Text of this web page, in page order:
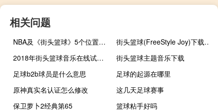
相关问题
NBA及《街头篮球》5个位置的详细介绍
街头篮球(FreeStyle Joy)下载(电脑、安卓和IOS所有版本)
2018年街头篮球音乐在线试听及下载
街头篮球主题音乐下载
足球b2b球员是什么意思
足球的起源在哪里
原神真实名认证怎么修改
这几天足球赛事
保卫萝卜2经典第65
篮球粘手好吗